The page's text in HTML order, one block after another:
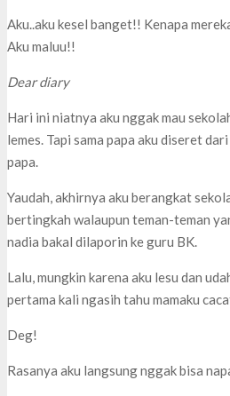
Aku..aku kesel banget!! Kenapa
Aku maluu!!
Dear diary
Hari ini niatnya aku nggak mau
lemes. Tapi sama papa aku diseret
papa.
Yaudah, akhirnya aku berangkat
bertingkah walaupun teman-teman
nadia bakal dilaporin ke guru BK.
Lalu, mungkin karena aku lesu dan
pertama kali ngasih tahu mamaku
Deg!
Rasanya aku langsung nggak bisa